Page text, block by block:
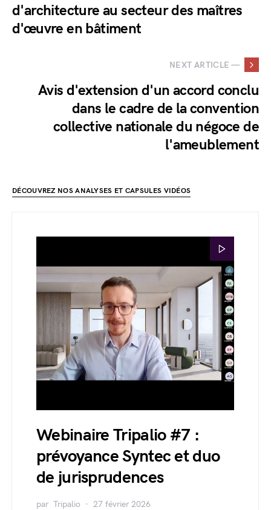
d'architecture au secteur des maîtres
d'œuvre en bâtiment
NEXT ARTICLE —
Avis d'extension d'un accord conclu
dans le cadre de la convention
collective nationale du négoce de
l'ameublement
DÉCOUVREZ NOS ANALYSES ET CAPSULES VIDÉOS
Webinaire Tripalio #7 :
prévoyance Syntec et duo
de jurisprudences
par Tripalio 27 février 2026